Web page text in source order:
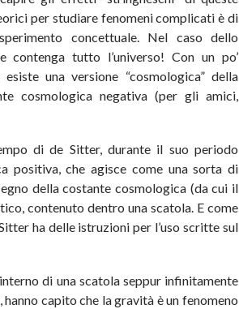
per studiare fenomeni complicati è di
concettuale. Nel caso dello
contenga tutto l’universo! Con un po’
una versione “cosmologica” della
cosmologica negativa (per gli amici,
di de Sitter, durante il suo periodo
positiva, che agisce come una sorta di
della costante cosmologica (da cui il
contenuto dentro una scatola. E come
ha delle istruzioni per l’uso scritte sul
di una scatola seppur infinitamente
capito che la gravità è un fenomeno